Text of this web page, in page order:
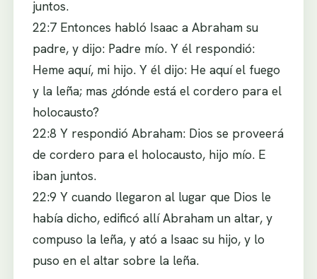
juntos.
22:7 Entonces habló Isaac a Abraham su
padre, y dijo: Padre mío. Y él respondió:
Heme aquí, mi hijo. Y él dijo: He aquí el fuego
y la leña; mas ¿dónde está el cordero para el
holocausto?
22:8 Y respondió Abraham: Dios se proveerá
de cordero para el holocausto, hijo mío. E
iban juntos.
22:9 Y cuando llegaron al lugar que Dios le
había dicho, edificó allí Abraham un altar, y
compuso la leña, y ató a Isaac su hijo, y lo
puso en el altar sobre la leña.